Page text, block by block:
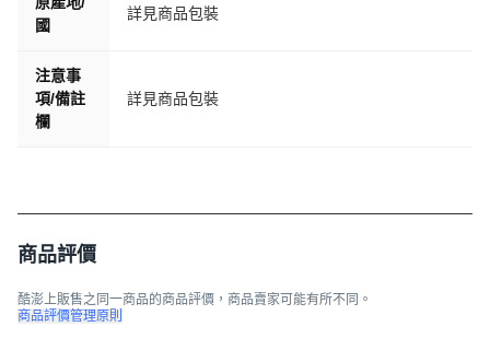
國
詳見商品包裝
注意事
項/備註
欄
詳見商品包裝
商品評價
酷澎上販售之同一商品的商品評價，商品賣家可能有所不同。
商品評價管理原則